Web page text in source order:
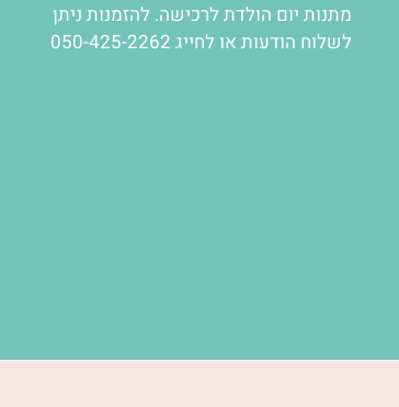
מתנות יום הולדת לרכישה. להזמנות ניתן
לשלוח הודעות או לחייג 050-425-2262